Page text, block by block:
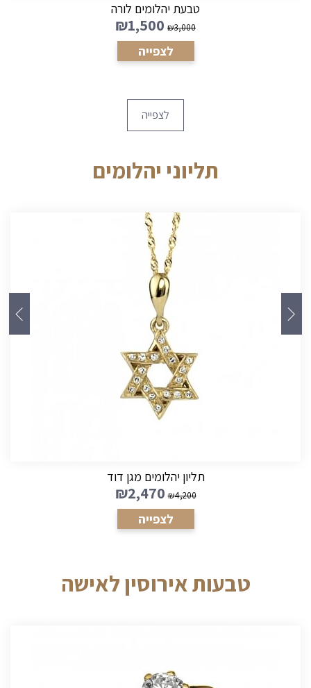
טבעת יהלומים מעוצבת לאישה חצי שורה פיארו
₪2,400 ₪ 4,800
לצפייה
לצפייה
תליוני יהלומים
תליון יהליום כוסית כולל שרשרת
1,380 ₪2,800
לצפייה
טבעות אירוסין לאישה